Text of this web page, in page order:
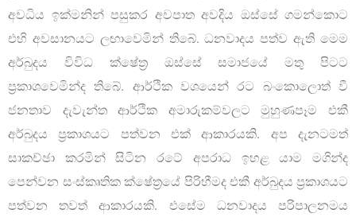
අවධිය ඉක්මනින් පසුකර අවපාත අවදිය ඔස්සේ ගමන්කොට
එහි අවසානයට ලඟාවෙමින් තිබේ. ධනවාදය පත්ව ඇති මෙම
අර්බුදය විවිධ ක්ෂේත‍්‍ර ඔස්සේ සමාජයේ මතු පිටට
ප‍්‍රකාශවෙමින්ද තිබේ. ආර්ථික වශයෙන් රට බංකොලොත් වී
ජනතාව දැවැන්ත ආර්ථික අමාරුකම්වලට මුහුණපෑම එකී
අර්බුදය ප‍්‍රකාශයට පත්වන එක් ආකාරයකි. අප දැනටමත්
සාකච්ඡා කරමින් සිටින රටේ අපරාධ ඉහළ යාම මගින්ද
පෙන්වන සංස්කෘතික ක්ෂේත‍්‍රයේ පිරිහීමද එකී අර්බුදය ප‍්‍රකාශයට
පත්වන තවත් ආකාරයකි. එසේම ධනවාදය පරිපාලනමය